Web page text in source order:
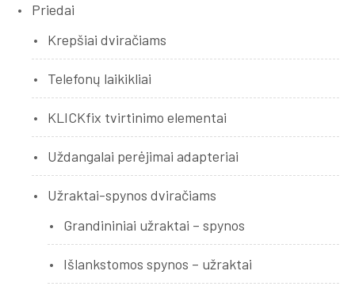
Priedai
Krepšiai dviračiams
Telefonų laikikliai
KLICKfix tvirtinimo elementai
Uždangalai perėjimai adapteriai
Užraktai-spynos dviračiams
Grandininiai užraktai – spynos
Išlankstomos spynos – užraktai